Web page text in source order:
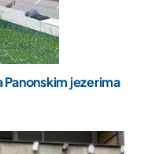
jezerima